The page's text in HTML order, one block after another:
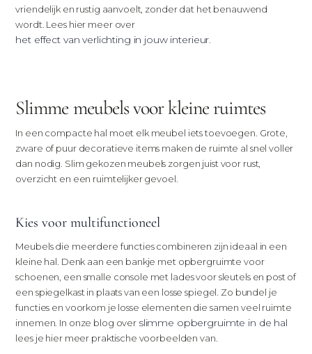
vriendelijk en rustig aanvoelt, zonder dat het benauwend
wordt. Lees hier meer over
het effect van verlichting in jouw interieur
Slimme meubels voor kleine ruimtes
In een compacte hal moet elk meubel iets toevoegen. Grote,
zware of puur decoratieve items maken de ruimte al snel voller
dan nodig. Slim gekozen meubels zorgen juist voor rust,
overzicht en een ruimtelijker gevoel.
Kies voor multifunctioneel
Meubels die meerdere functies combineren zijn ideaal in een
kleine hal. Denk aan een bankje met opbergruimte voor
schoenen, een smalle console met lades voor sleutels en post of
een spiegelkast in plaats van een losse spiegel. Zo bundel je
functies en voorkom je losse elementen die samen veel ruimte
innemen. In onze blog over slimme opbergruimte in de hal
lees je hier meer praktische voorbeelden van.